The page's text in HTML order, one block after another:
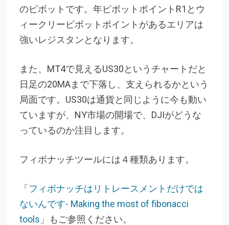
のピボットです。年ピボットポイントR1とウ
ィークリーピボットポイントがあるエリアは
強いレジスタンとなります。
また、MT4で見えるUS30というチャートだと
日足の20MAまで下落し、支えられるかという
局面です。US30は通貨と同じように今も動い
ていますが、NY市場の開場で、DJIがどうな
っているのか注目します。
フィボナッチツールには４種類あります。
「 フィボナッチはリトレースメントだけでは
ないんです- Making the most of fibonacci
tools 」もご参照ください。